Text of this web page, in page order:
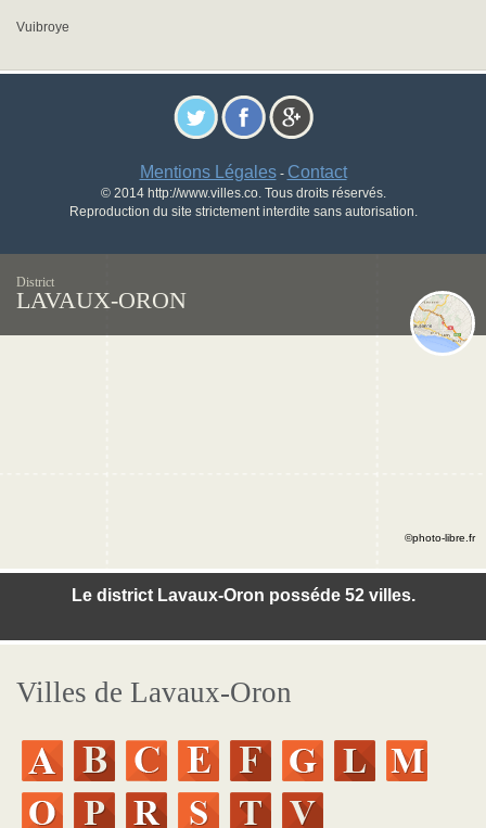
Vuibroye
Mentions Légales- Contact
© 2014 http://www.villes.co. Tous droits réservés.
Reproduction du site strictement interdite sans autorisation.
District
LAVAUX-ORON
Le district Lavaux-Oron posséde 52 villes.
©photo-libre.fr
Villes de Lavaux-Oron